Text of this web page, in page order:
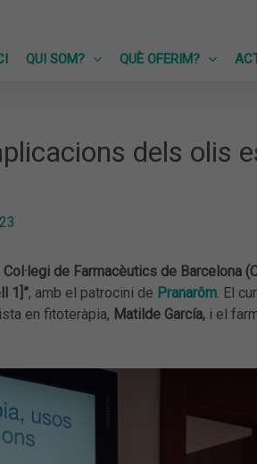
QUI SOM? QUÈ OFERIM?
dels olis
Col·legi de Farmacèutics de Barcelona
1]”, amb el patrocini de Pranarôm. El
en fitoteràpia, Matilde García, i el